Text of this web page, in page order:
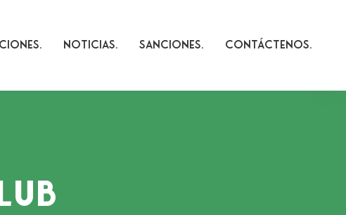
Noticias Sanciones Contáctenos